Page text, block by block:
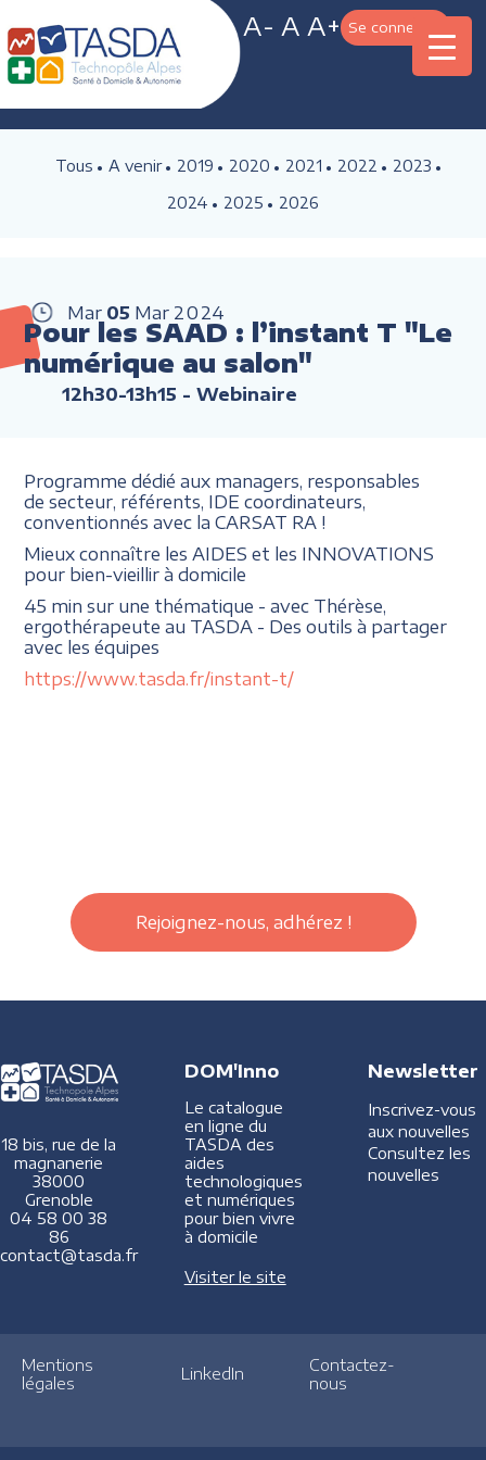
A- A A+ Se connecter
Tous A venir 2019 2020 2021 2022
2023
2024
2025 2026
Mar 05 Mar 2024
Pour les SAAD : l’instant T "Le
numérique au salon"
12h30-13h15 - Webinaire
Programme dédié aux managers, responsables
de secteur, référents, IDE coordinateurs,
conventionnés avec la CARSAT RA !
Mieux connaître les AIDES et les INNOVATIONS
pour bien-vieillir à domicile
45 min sur une thématique - avec Thérèse,
ergothérapeute au TASDA - Des outils à partager
avec les équipes
https://www.tasda.fr/instant-t/
Rejoignez-nous, adhérez !
18 bis, rue de la
magnanerie
38000
Grenoble
04 58 00 38
86
contact@tasda.fr
DOM'Inno
Le catalogue
en ligne du
TASDA des
aides
technologiques
et numériques
pour bien vivre
à domicile
Visiter le site
Newsletter
Inscrivez-vous
aux nouvelles
Consultez les
nouvelles
Mentions
légales
LinkedIn
Contactez-
nous